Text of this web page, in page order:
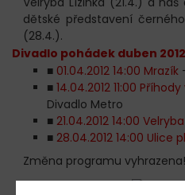
dětské představení
(28.4.).
Divadlo pohádek duben 2012
■ 01.04.2012 14:00 Mrazík
■ 14.04.2012 11:00
Divadlo Metro
■ 21.04.2012 14:00
■ 28.04.2012 14:00 Ulice
Změna programu vyhrazena!